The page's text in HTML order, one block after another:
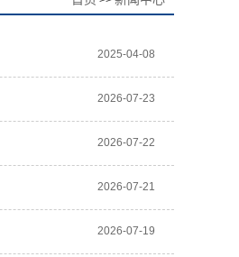
2025-04-08
2026-07-23
2026-07-22
2026-07-21
2026-07-19